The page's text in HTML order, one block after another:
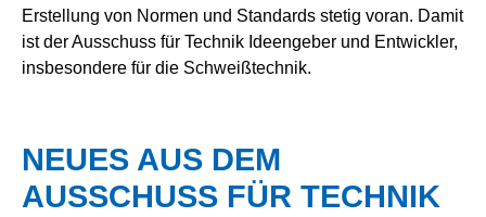
Erstellung von Normen und Standards stetig voran. Damit
ist der Ausschuss für Technik Ideengeber und Entwickler,
insbesondere für die Schweißtechnik.
NEUES AUS DEM
AUSSCHUSS FÜR TECHNIK